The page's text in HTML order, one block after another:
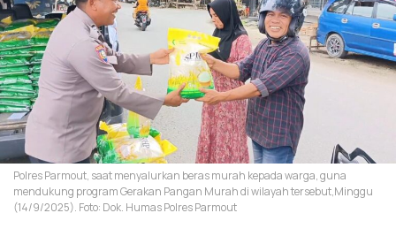
Polres Parmout, saat menyalurkan beras murah kepada warga, guna
mendukung program Gerakan Pangan Murah di wilayah tersebut,Minggu
(14/9/2025). Foto: Dok. Humas Polres Parmout